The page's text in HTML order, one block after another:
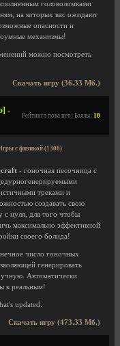
головоломками
на которых вас ожидают
опасности и
механизмы!
можно посмотреть
Скачать игру (36.33 Мб.)
-
Рейтинга пока нет | Баллы: 10
с физикой (1308)
- гоночная песочница с
треками и
создавать свою
с нуля, для того чтобы
максимально эффективной
своего болида!
число гоночных
генерировать
Автоматически
к реальным!
updated.
Скачать игру (473.33 Мб.)